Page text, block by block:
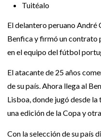
Tuitéalo
El delantero peruano André
Benfica y firmó un contrato
en el equipo del fútbol
El atacante de 25 años
de su país. Ahora llega al
Lisboa, donde jugó desde
una edición de la Copa y
Con la selección de su país